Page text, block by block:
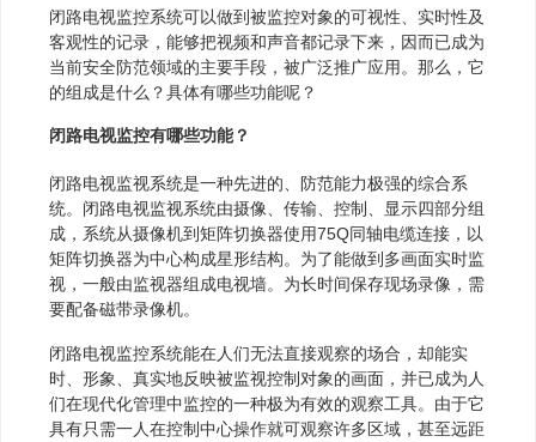
闭路电视监控系统可以做到被监控对象的可视性、实时性及
客观性的记录，能够把视频和声音都记录下来，因而已成为
当前安全防范领域的主要手段，被广泛推广应用。那么，它
的组成是什么？具体有哪些功能呢？
闭路电视监控有哪些功能？
闭路电视监视系统是一种先进的、防范能力极强的综合系
统。闭路电视监视系统由摄像、传输、控制、显示四部分组
成，系统从摄像机到矩阵切换器使用75Q同轴电缆连接，以
矩阵切换器为中心构成星形结构。为了能做到多画面实时监
视，一般由监视器组成电视墙。为长时间保存现场录像，需
要配备磁带录像机。
闭路电视监控系统能在人们无法直接观察的场合，却能实
时、形象、真实地反映被监视控制对象的画面，并已成为人
们在现代化管理中监控的一种极为有效的观察工具。由于它
具有只需一人在控制中心操作就可观察许多区域，甚至远距